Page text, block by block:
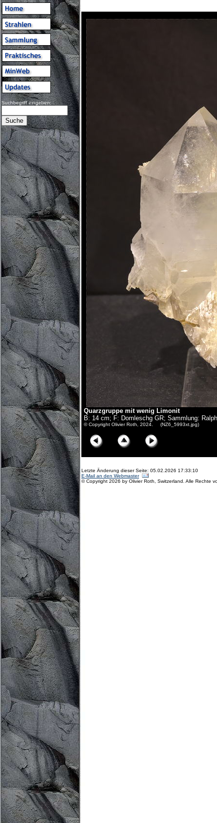
Suchbegriff eingeben:
Quarzgruppe mit wenig Limonit
B: 14 cm; F: Domleschg GR; Sammlung:
© Copyright Olivier Roth, 2024. (NZ6_5993xt.jpg)
Letzte Änderung dieser Seite: 05.02.2026 17:33:10
E-Mail an den Webmaster
© Copyright 2026 by Olivier Roth, Switzerland. Alle Rechte